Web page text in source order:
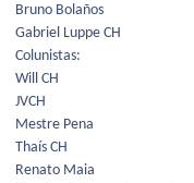
Bruno Bolaños
Gabriel Luppe CH
Colunistas:
Will CH
JVCH
Mestre Pena
Thaís CH
Renato Maia